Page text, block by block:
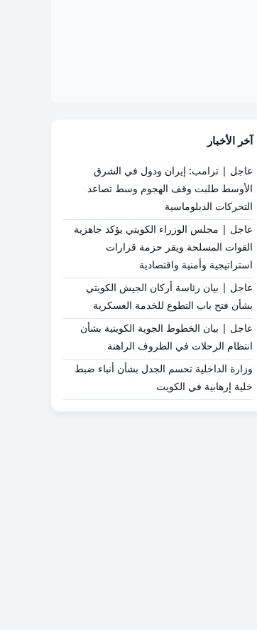
آخر الأخبار
عاجل | ترامب: إيران ودول في الشرق
الأوسط طلبت وقف الهجوم وسط تصاعد
التحركات الدبلوماسية
عاجل | مجلس الوزراء الكويتي يؤكد جاهزية
القوات المسلحة ويقر حزمة قرارات
استراتيجية وأمنية واقتصادية
عاجل | بيان رئاسة أركان الجيش الكويتي
بشأن فتح باب التطوع للخدمة العسكرية
عاجل | بيان الخطوط الجوية الكويتية بشأن
انتظام الرحلات في الظروف الراهنة
وزارة الداخلية تحسم الجدل بشأن أنباء ضبط
خلية إرهابية في الكويت